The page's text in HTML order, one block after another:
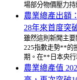
場部分物價壓力
農業總產出額
28年來首度突
雖然這則新聞主
225指數走勢**的
期。在**日本央
農業總產值